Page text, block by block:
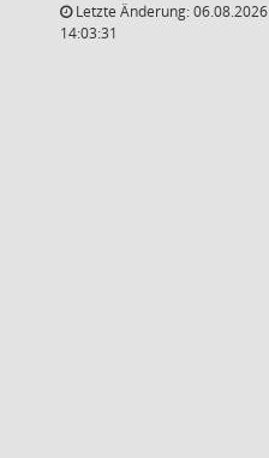
Letzte Änderung: 06.08.2026
14:03:31